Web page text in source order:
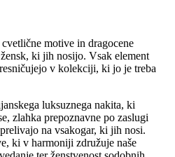
motive in dragocene
ki jih nosijo. Vsak element
v kolekciji, ki jo je treba
luksuznega nakita, ki
zlahka prepoznavne po zaslugi
na vsakogar, ki jih nosi.
ki v harmoniji združuje naše